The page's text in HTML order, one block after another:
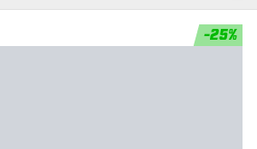
-25%